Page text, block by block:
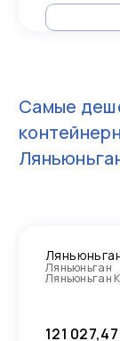
Самые
Ляньюньган
Ляньюньган
121